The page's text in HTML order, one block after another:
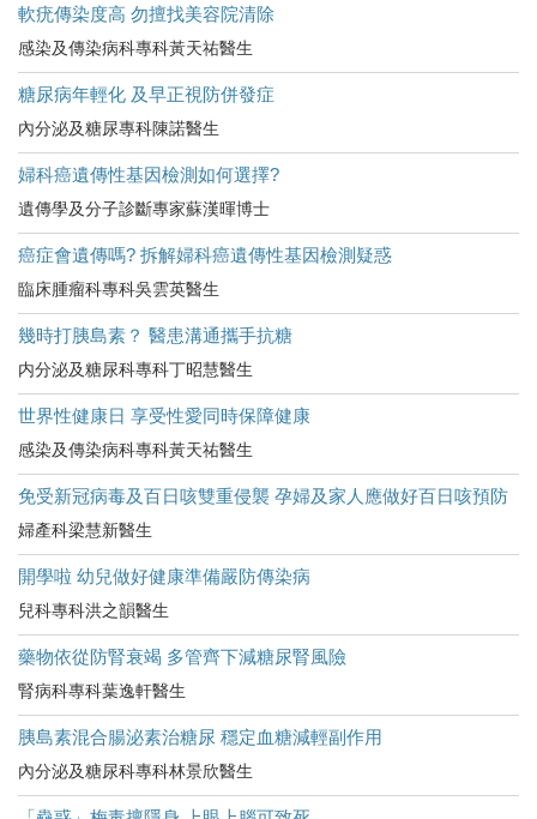
軟疣傳染度高 勿擅找美容院清除
感染及傳染病科專科黃天祐醫生
糖尿病年輕化 及早正視防併發症
內分泌及糖尿專科陳諾醫生
婦科癌遺傳性基因檢測如何選擇?
遺傳學及分子診斷專家蘇漢暉博士
癌症會遺傳嗎? 拆解婦科癌遺傳性基因檢測疑惑
臨床腫瘤科專科吳雲英醫生
幾時打胰島素？ 醫患溝通攜手抗糖
内分泌及糖尿科專科丁昭慧醫生
世界性健康日 享受性愛同時保障健康
感染及傳染病科專科黃天祐醫生
免受新冠病毒及百日咳雙重侵襲 孕婦及家人應做好百日咳預防
婦產科梁慧新醫生
開學啦 幼兒做好健康準備嚴防傳染病
兒科專科洪之韻醫生
藥物依從防腎衰竭 多管齊下減糖尿腎風險
腎病科專科葉逸軒醫生
胰島素混合腸泌素治糖尿 穩定血糖減輕副作用
內分泌及糖尿科專科林景欣醫生